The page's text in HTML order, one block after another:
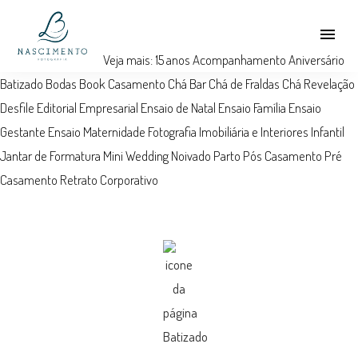
menu
Veja mais:15 anos AcompanhamentoAniversário
Batizado Bodas Book Casamento Chá BarChá de Fraldas Chá Revelação
Desfile Editorial Empresarial Ensaio de Natal Ensaio Família Ensaio
Gestante Ensaio Maternidade Fotografia Imobiliária e Interiores Infantil
Jantar de Formatura Mini WeddingNoivado Parto Pós Casamento Pré
Casamento Retrato Corporativo